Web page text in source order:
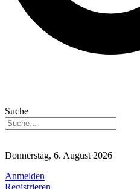
Suche
Donnerstag, 6. August 2026
Anmelden
Registrieren